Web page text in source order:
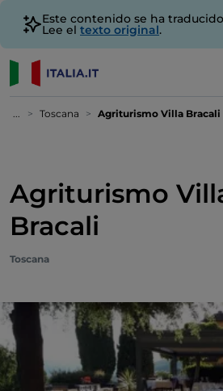
Este contenido se ha
Lee el texto original.
... Toscana Agriturismo Villa Bracali
Agriturismo
Bracali
Toscana